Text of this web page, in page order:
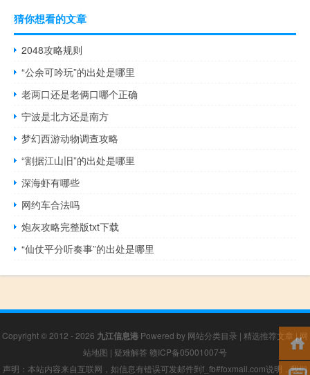
猜你想看的文章
2048攻略规则
“公余可吟玩”的出处是哪里
老两口还是老俩口哪个正确
宁波是北方还是南方
梦幻西游动物调查攻略
“割据江山旧”的出处是哪里
深海虾有哪些
网约车合法吗
炮灰攻略完整版txt下载
“仙仗平分听奏事”的出处是哪里
Copyright © 2012 - 2026 九江信息港 Powered by 网站分类目录 | 精选推荐文章 |网
站地图 | 疑难解答 赣ICP备05001007号
声明：本站内容来自互联网，如信息有错误可发邮件到f_fb#foxmail.com说明，我们